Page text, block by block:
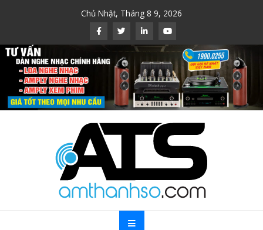
Chủ Nhật, Tháng 8 9, 2026